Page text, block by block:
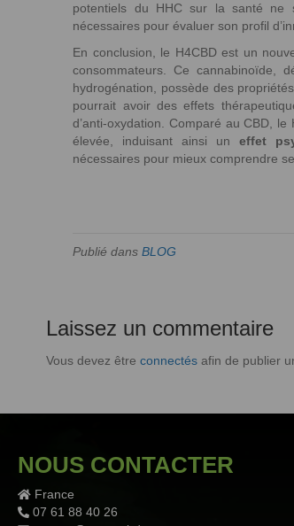
potentiels du HHC sur la santé ne
nécessaires pour évaluer son profil
En conclusion, le H4CBD est un
consommateurs. Ce cannabinoïde,
hydrogénation, possède des
pourrait avoir des effets
d’anti-oxydation. Comparé au CBD,
élevée, induisant ainsi uneffet
nécessaires pour mieux comprendre
Publié dansBLOG
Laissez un commentaire
Vous devez êtreconnectés afin de publier
NOUS CONTACTER
France
07 61 88 40 26